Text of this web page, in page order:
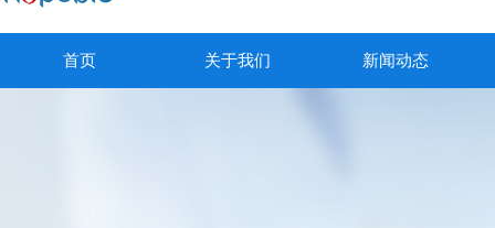
首页 关于我们 新闻动态